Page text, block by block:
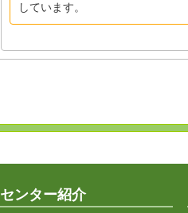
しています。
センター紹介